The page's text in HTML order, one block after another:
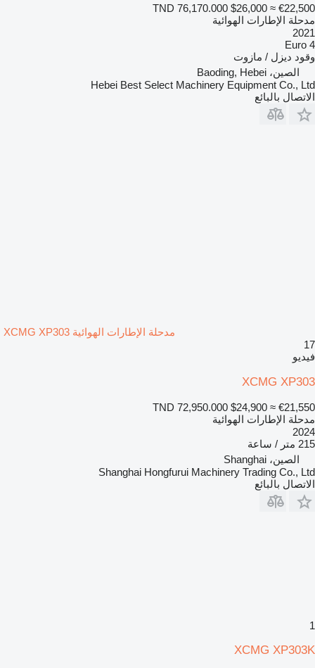
TND 76,170.000 $26,000 ≈ €22,500
مدحلة الإطارات الهوائية
2021
Euro 4
وقود ديزل / مازوت
الصين، Baoding, Hebei
Hebei Best Select Machinery Equipment Co., Ltd
الاتصال بالبائع
مدحلة الإطارات الهوائية XCMG XP303
17
فيديو
XCMG XP303
TND 72,950.000 $24,900 ≈ €21,550
مدحلة الإطارات الهوائية
2024
215 متر / ساعة
الصين، Shanghai
Shanghai Hongfurui Machinery Trading Co., Ltd
الاتصال بالبائع
1
XCMG XP303K